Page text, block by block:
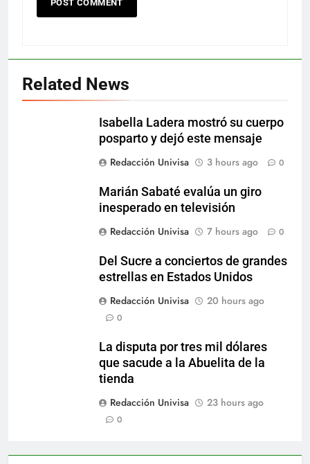
Related News
Isabella Ladera mostró su cuerpo
posparto y dejó este mensaje
Redacción Univisa
3 hours ago 0
Marián Sabaté evalúa un giro
inesperado en televisión
Redacción Univisa
7 hours ago 0
Del Sucre a conciertos de grandes
estrellas en Estados Unidos
Redacción Univisa
20 hours ago
0
La disputa por tres mil dólares
que sacude a la Abuelita de la
tienda
Redacción Univisa
23 hours ago
0